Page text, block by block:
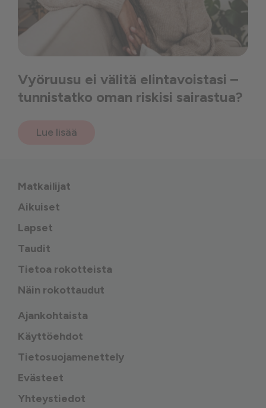
Vyöruusu ei välitä elintavoistasi –
tunnistatko oman riskisi sairastua?
Lue lisää
Matkailijat
Aikuiset
Lapset
Taudit
Tietoa rokotteista
Näin rokottaudut
Ajankohtaista
Käyttöehdot
Tietosuojamenettely
Evästeet
Yhteystiedot